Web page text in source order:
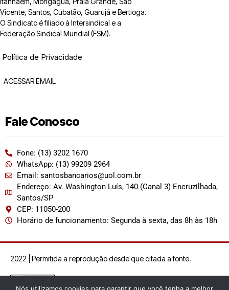
Vicente, Santos, Cubatão, Guarujá e Bertioga.
O Sindicato é filiado à Intersindical e a
Federação Sindical Mundial (FSM).
Política de Privacidade
ACESSAR EMAIL
Fale Conosco
Fone: (13) 3202 1670
WhatsApp: (13) 99209 2964
Email: santosbancarios@uol.com.br
Endereço: Av. Washington Luís, 140 (Canal 3) Encruzilhada,
Santos/SP
CEP: 11050-200
Horário de funcionamento: Segunda à sexta, das 8h às 18h
2022 | Permitida a reprodução desde que citada a fonte.